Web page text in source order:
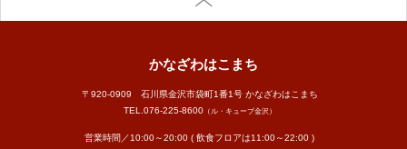
かなざわはこまち
〒920-0909 石川県金沢市袋町1番1号 かなざわはこまち
TEL. 076-225-8600（ル・キューブ金沢）
営業時間／10:00～20:00 ( 飲食フロアは11:00～22:00 )